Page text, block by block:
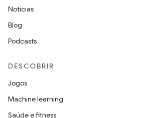
Notícias
Blog
Podcasts
DESCOBRIR
Jogos
Machine learning
Saúde e fitness